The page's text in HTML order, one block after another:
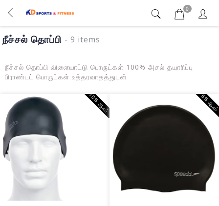
0
நீச்சல் தொப்பி - 9 items
நீச்சல் தொப்பி விளையாட்டு பொருட்கள் 100% அசல் தயாரிப்பு
பிராண்டட் பொருட்கள் உத்தரவாதத்துடன்
10% ஆஃப் 6%